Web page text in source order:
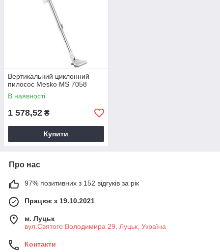
Вертикальний циклонний
пилосос Mesko MS 7058
В наявності
1 578,52 ₴
Купити
Про нас
97% позитивних з 152 відгуків за рік
Працює з 19.10.2021
м. Луцьк
вул.Святого Володимира 29, Луцьк, Україна
Контакти